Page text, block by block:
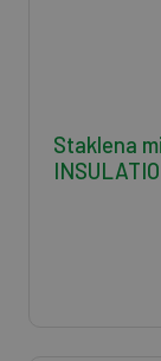
Staklena